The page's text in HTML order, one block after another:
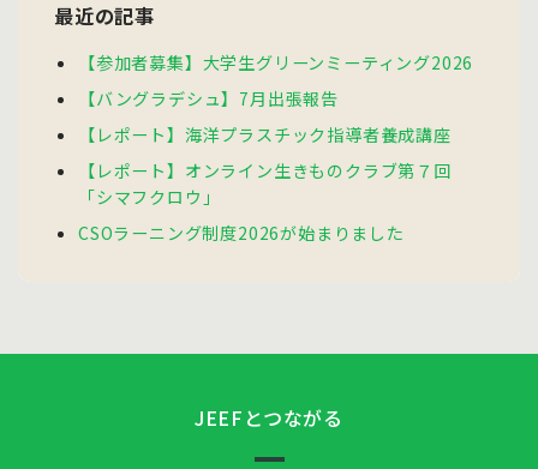
最近の記事
【参加者募集】大学生グリーンミーティング2026
【バングラデシュ】7月出張報告
【レポート】海洋プラスチック指導者養成講座
【レポート】オンライン生きものクラブ第７回
「シマフクロウ」
CSOラーニング制度2026が始まりました
JEEFとつながる